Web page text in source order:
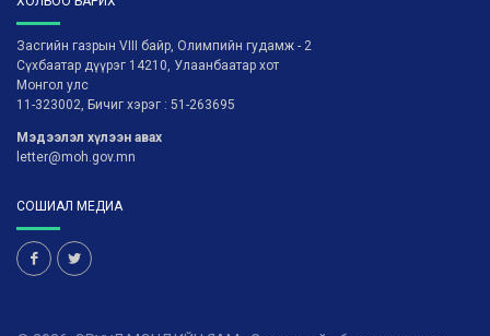
Засгийн газрын VIII байр, Олимпийн гудамж - 2
Сүхбаатар дүүрэг 14210, Улаанбаатар хот
Монгол улс
11-323002, Бичиг хэрэг : 51-263695
Мэдээлэл хүлээн авах
letter@moh.gov.mn
СОШИАЛ МЕДИА